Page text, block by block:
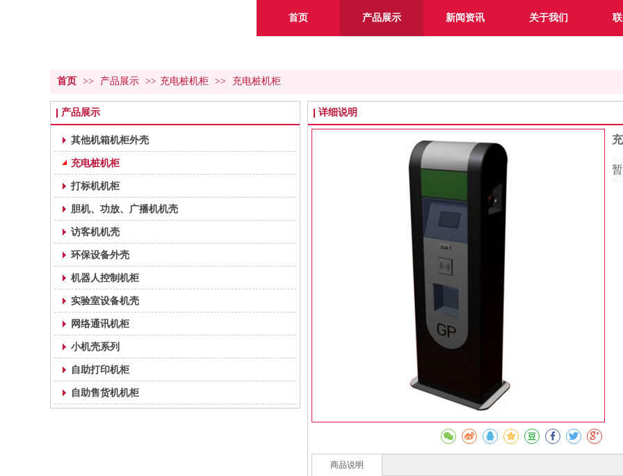
首页 产品展示 新闻资讯 关于我们
首页 >> 产品展示 >> 充电桩机柜 >> 充电桩机柜
产品展示
其他机箱机柜外壳
充电桩机柜
打标机机柜
胆机、功放、广播机机壳
访客机机壳
环保设备外壳
机器人控制机柜
实验室设备机壳
网络通讯机柜
小机壳系列
自助打印机柜
自助售货机机柜
详细说明
商品说明